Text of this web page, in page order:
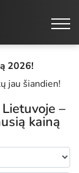
2026!
jau šiandien!
–
kainą